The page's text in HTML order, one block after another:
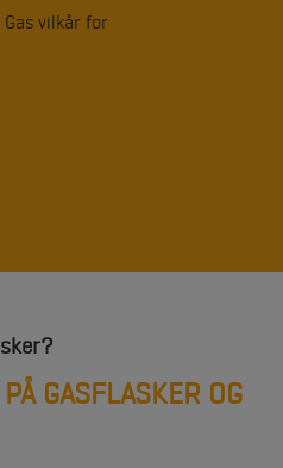
vilkår for
GASFLASKER OG